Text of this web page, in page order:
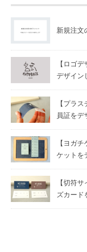
新規注文
【ロゴ
デザイン
【プラ
員証をデ
【ヨガ
ケットを
【切符
ズカード